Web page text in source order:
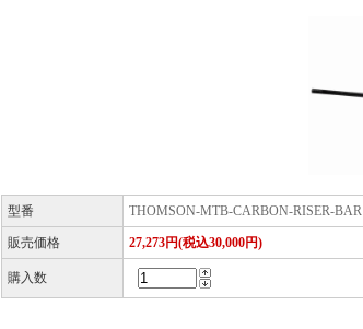
型番 THOMSON-MTB-CARBON-RISER-BAR
販売価格 27,273円(税込30,000円)
購入数